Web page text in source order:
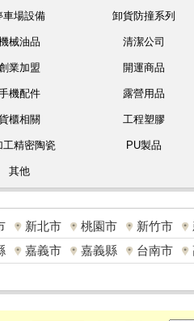
車場設備 卸貨防撞系列
械油品 清潔公司
業加盟 開運商品
機配件 露營用品
櫃相關 工程塑膠
工精密陶瓷 PU製品
其他
新北市 桃園市 新竹市
嘉義市 嘉義縣 台南市